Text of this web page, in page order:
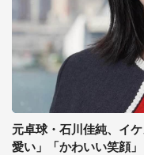
元卓球・石川佳純、イ
愛い」「かわいい笑顔